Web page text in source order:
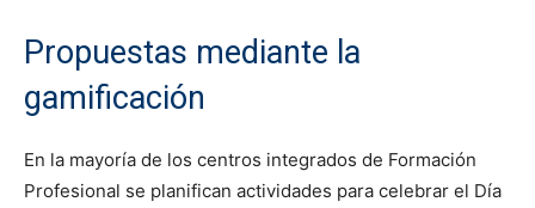
Propuestas mediante la
gamificación
En la mayoría de los centros integrados de Formación
Profesional se planifican actividades para celebrar el Día